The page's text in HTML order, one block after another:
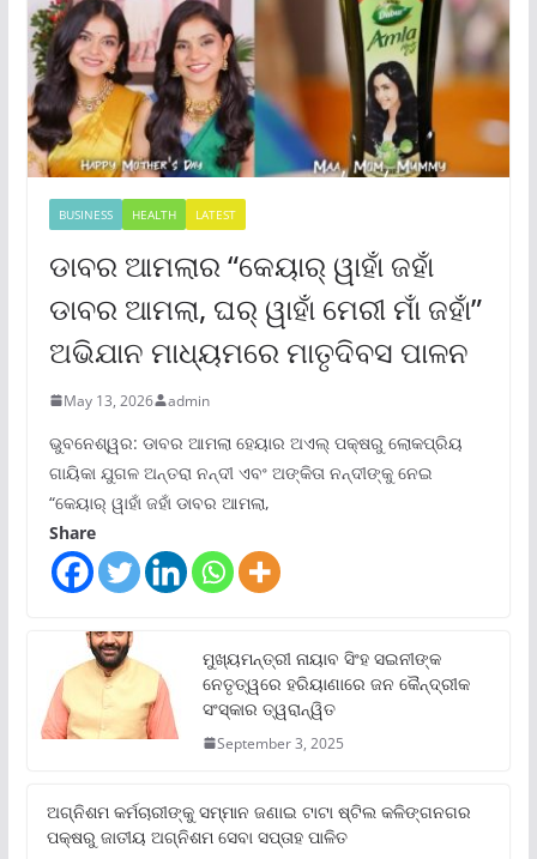
BUSINESS HEALTH LATEST
ଡାବର ଆମଲାର “କେୟାର୍ ୱାହାଁ ଜହାଁ
ଡାବର ଆମଲା, ଘର୍ ୱାହାଁ ମେରୀ ମାଁ ଜହାଁ”
ଅଭିଯାନ ମାଧ୍ୟମରେ ମାତୃଦିବସ ପାଳନ
May 13, 2026 admin
ଭୁବନେଶ୍ୱର: ଡାବର ଆମଲା ହେୟାର ଅଏଲ୍ ପକ୍ଷରୁ ଲୋକପ୍ରିୟ
ଗାୟିକା ଯୁଗଳ ଅନ୍ତରା ନନ୍ଦୀ ଏବଂ ଅଙ୍କିତା ନନ୍ଦୀଙ୍କୁ ନେଇ
“କେୟାର୍ ୱାହାଁ ଜହାଁ ଡାବର ଆମଲା,
Share
ମୁଖ୍ୟମନ୍ତ୍ରୀ ନାୟାବ ସିଂହ ସଇନୀଙ୍କ
ନେତୃତ୍ୱରେ ହରିୟାଣାରେ ଜନ କୈନ୍ଦ୍ରୀକ
ସଂସ୍କାର ତ୍ୱରାନ୍ୱିତ
September 3, 2025
ଅଗ୍ନିଶମ କର୍ମଚାରୀଙ୍କୁ ସମ୍ମାନ ଜଣାଇ ଟାଟା ଷ୍ଟିଲ କଳିଙ୍ଗନଗର
ପକ୍ଷରୁ ଜାତୀୟ ଅଗ୍ନିଶମ ସେବା ସପ୍ତାହ ପାଳିତ